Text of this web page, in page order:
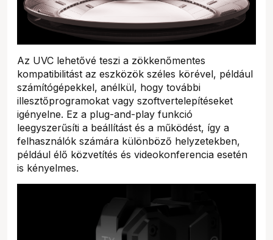
Az UVC lehetővé teszi a zökkenőmentes
kompatibilitást az eszközök széles körével, például
számítógépekkel, anélkül, hogy további
illesztőprogramokat vagy szoftvertelepítéseket
igényelne. Ez a plug-and-play funkció
leegyszerűsíti a beállítást és a működést, így a
felhasználók számára különböző helyzetekben,
például élő közvetítés és videokonferencia esetén
is kényelmes.